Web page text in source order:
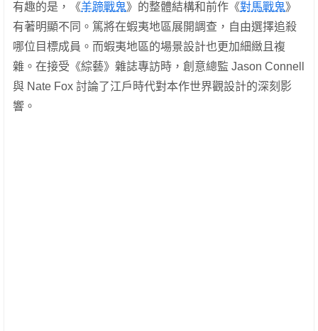
有趣的是，《羊蹄戰鬼》的整體結構和前作《對馬戰鬼》
有著明顯不同。篤將在蝦夷地區展開調查，自由選擇追殺
哪位目標成員。而蝦夷地區的場景設計也更加細緻且複
雜。在接受《綜藝》雜誌專訪時，創意總監 Jason Connell
與 Nate Fox 討論了江戶時代對本作世界觀設計的深刻影
響。